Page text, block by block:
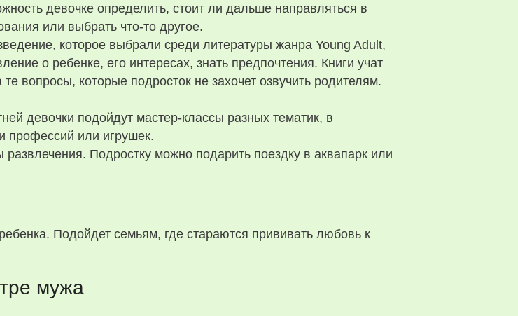
девочке определить, стоит ли дальше направляться в
или выбрать что-то другое.
которое выбрали среди литературы жанра Young Adult,
о ребенке, его интересах, знать предпочтения. Книги учат
вопросы, которые подросток не захочет озвучить родителям.
девочки подойдут мастер-классы разных тематик, в
профессий или игрушек.
развлечения. Подростку можно подарить поездку в аквапарк или
Подойдет семьям, где стараются прививать любовь к
мужа